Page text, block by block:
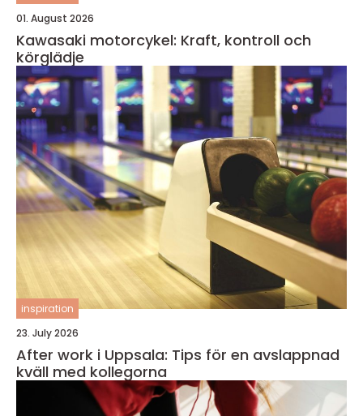
01. August 2026
Kawasaki motorcykel: Kraft, kontroll och
körglädje
inspiration
23. July 2026
After work i Uppsala: Tips för en avslappnad
kväll med kollegorna